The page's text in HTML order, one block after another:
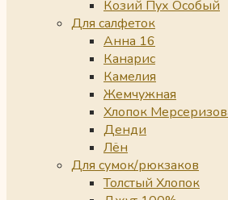
Козий Пух Особый
Для салфеток
Анна 16
Канарис
Камелия
Жемчужная
Хлопок
Денди
Лён
Для сумок/рюкзаков
Толстый Хлопок